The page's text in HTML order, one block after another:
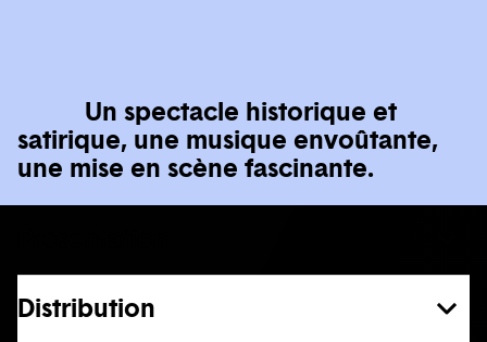
Un spectacle historique et
satirique, une musique envoûtante,
une mise en scène fascinante.
Distribution